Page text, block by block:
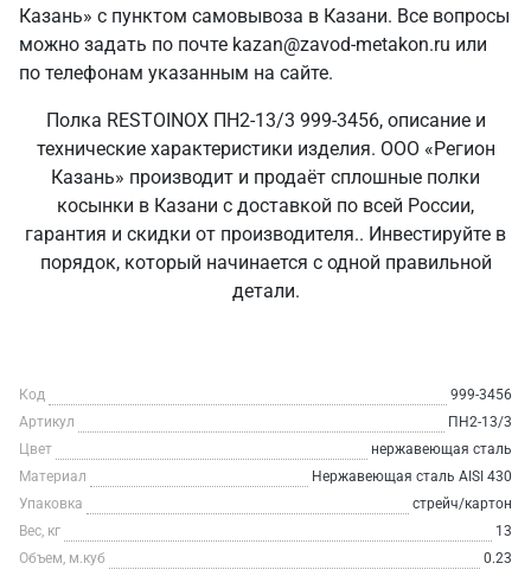
Казань» с пунктом самовывоза в Казани. Все вопросы
можно задать по почте kazan@zavod-metakon.ru или
по телефонам указанным на сайте.
Полка RESTOINOX ПН2-13/3 999-3456, описание и
технические характеристики изделия. ООО «Регион
Казань» производит и продаёт сплошные полки
косынки в Казани с доставкой по всей России,
гарантия и скидки от производителя.. Инвестируйте в
порядок, который начинается с одной правильной
детали.
Код
999-3456
Артикул
ПН2-13/3
Цвет
нержавеющая сталь
Материал
Нержавеющая сталь AISI 430
Упаковка
стрейч/картон
Вес, кг
13
Объем, м.куб
0.23